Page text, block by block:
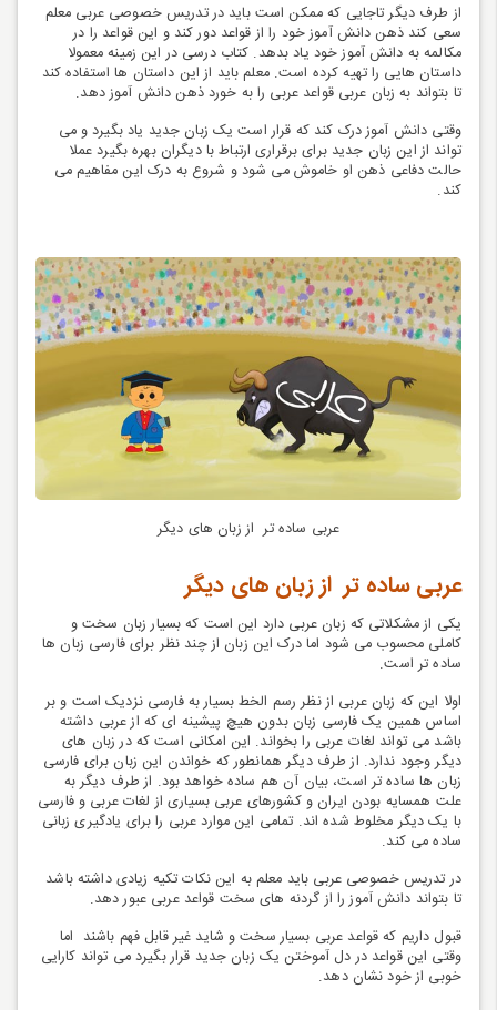
از طرف دیگر تاجایی که ممکن است باید در تدریس خصوصی عربی معلم
سعی کند ذهن دانش آموز خود را از قواعد دور کند و این قواعد را در
مکالمه به دانش آموز خود یاد بدهد. کتاب درسی در این زمینه معمولا
داستان هایی را تهیه کرده است. معلم باید از این داستان ها استفاده کند
تا بتواند به زبان عربی قواعد عربی را به خورد ذهن دانش آموز دهد.
وقتی دانش آموز درک کند که قرار است یک زبان جدید یاد بگیرد و می
تواند از این زبان جدید برای برقراری ارتباط با دیگران بهره بگیرد عملا
حالت دفاعی ذهن او خاموش می شود و شروع به درک این مفاهیم می
کند.
عربی ساده تر از زبان های دیگر
عربی ساده تر از زبان های دیگر
یکی از مشکلاتی که زبان عربی دارد این است که بسیار زبان سخت و
کاملی محسوب می شود اما درک این زبان از چند نظر برای فارسی زبان ها
ساده تر است.
اولا این که زبان عربی از نظر رسم الخط بسیار به فارسی نزدیک است و بر
اساس همین یک فارسی زبان بدون هیچ پیشینه ای که از عربی داشته
باشد می تواند لغات عربی را بخواند. این امکانی است که در زبان های
دیگر وجود ندارد. از طرف دیگر همانطور که خواندن این زبان برای فارسی
زبان ها ساده تر است، بیان آن هم ساده خواهد بود. از طرف دیگر به
علت همسایه بودن ایران و کشورهای عربی بسیاری از لغات عربی و فارسی
با یک دیگر مخلوط شده اند. تمامی این موارد عربی را برای یادگیری زبانی
ساده می کند.
در تدریس خصوصی عربی باید معلم به این نکات تکیه زیادی داشته باشد
تا بتواند دانش آموز را از گردنه های سخت قواعد عربی عبور دهد.
قبول داریم که قواعد عربی بسیار سخت و شاید غیر قابل فهم باشند اما
وقتی این قواعد در دل آموختن یک زبان جدید قرار بگیرد می تواند کارایی
خوبی از خود نشان دهد.